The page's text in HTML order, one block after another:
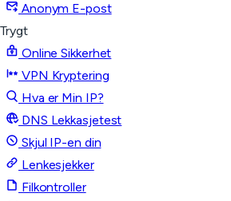
Anonym E-post
Online Sikkerhet
VPN Kryptering
Hva er Min IP?
DNS Lekkasjetest
Skjul IP-en din
Lenkesjekker
Filkontroller